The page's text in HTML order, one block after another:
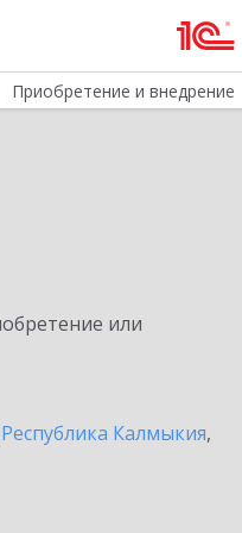
Приобретение и внедрение
или
Республика Калмыкия,